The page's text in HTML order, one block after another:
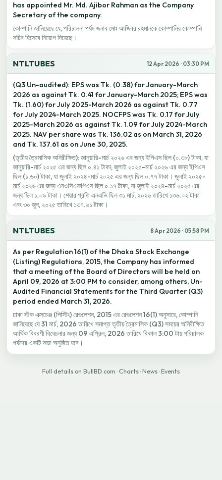
has appointed Mr. Md. Ajibor Rahman as the Company
Secretary of the company.
কোম্পানি জানিয়েছে যে, পরিচালনা পর্ষদ জনাব মোঃ আজিবর রহমানকে কোম্পানির কোম্পানি
সচিব হিসেবে নিয়োগ দিয়েছে।
NTLTUBES 12 Apr 2026 · 03:30 PM
(Q3 Un-audited): EPS was Tk. (0.38) for January-March
2026 as against Tk. 0.41 for January-March 2025; EPS was
Tk. (1.60) for July 2025-March 2026 as against Tk. 0.77
for July 2024-March 2025. NOCFPS was Tk. 0.17 for July
2025-March 2026 as against Tk. 1.09 for July 2024-March
2025. NAV per share was Tk. 136.02 as on March 31, 2026
and Tk. 137.61 as on June 30, 2025.
(তৃতীয় ত্রৈমাসিক অনিরীক্ষিত): জানুয়ারি-মার্চ ২০২৬ এর জন্য ইপিএস ছিল (০.৩৮) টাকা, যা
জানুয়ারি-মার্চ ২০২৫ এর জন্য ছিল ০.৪১ টাকা; জুলাই ২০২৫-মার্চ ২০২৬ এর জন্য ইপিএস
ছিল (১.৬০) টাকা, যা জুলাই ২০২৪-মার্চ ২০২৫ এর জন্য ছিল ০.৭৭ টাকা। জুলাই ২০২৫-
মার্চ ২০২৬ এর জন্য এনওসিএফপিএস ছিল ০.১৭ টাকা, যা জুলাই ২০২৪-মার্চ ২০২৫ এর
জন্য ছিল ১.০৯ টাকা। শেয়ার প্রতি এনএভি ছিল ৩১ মার্চ, ২০২৬ তারিখে ১৩৬.০২ টাকা
এবং ৩০ জুন, ২০২৫ তারিখে ১৩৭.৬১ টাকা।
NTLTUBES 8 Apr 2026 · 05:58 PM
As per Regulation 16(1) of the Dhaka Stock Exchange
(Listing) Regulations, 2015, the Company has informed
that a meeting of the Board of Directors will be held on
April 09, 2026 at 3:00 PM to consider, among others, Un-
Audited Financial Statements for the Third Quarter (Q3)
period ended March 31, 2026.
ঢাকা স্টক এক্সচেঞ্জ (লিস্টিং) রেগুলেশন, 2015 এর রেগুলেশন 16(1) অনুসারে, কোম্পানি
জানিয়েছে যে 31 মার্চ, 2026 তারিখে সমাপ্ত তৃতীয় ত্রৈমাসিক (Q3) সময়ের অনিরীক্ষিত
আর্থিক বিবরণী বিবেচনার জন্য 09 এপ্রিল, 2026 তারিখে বিকাল 3:00 টায় পরিচালক
পর্ষদের একটি সভা অনুষ্ঠিত হবে।
Full details on BullBD.com · Charts · News · Events